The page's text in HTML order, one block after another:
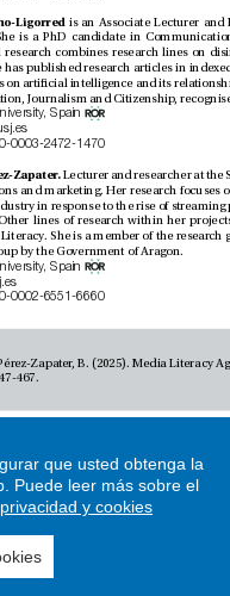
que usted obtenga la
Puede leer más sobre el
y cookies